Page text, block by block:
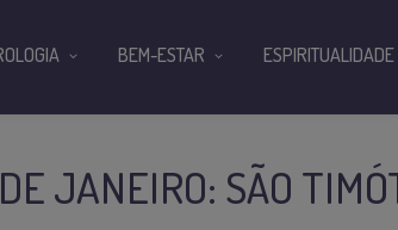
JANEIRO: SÃO
BEM-ESTAR ESPIRITUALIDADE